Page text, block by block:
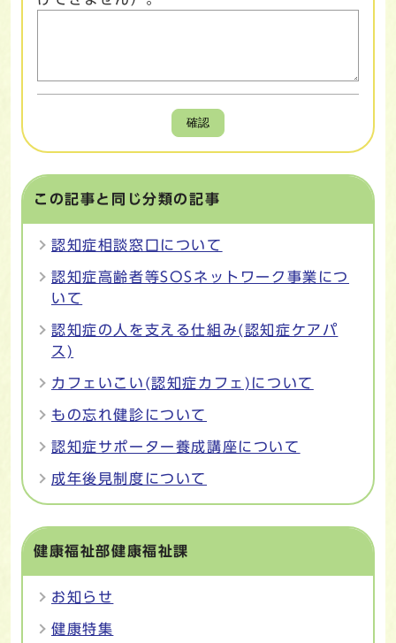
確認
この記事と同じ分類の記事
認知症相談窓口について
認知症高齢者等SOSネットワーク事業につ
いて
認知症の人を支える仕組み(認知症ケアパ
ス)
カフェいこい(認知症カフェ)について
もの忘れ健診について
認知症サポーター養成講座について
成年後見制度について
健康福祉部健康福祉課
お知らせ
健康特集